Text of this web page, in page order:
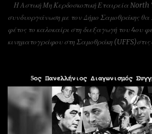
Η Αστική Μη Κερδοσκοπική Εταιρεία
συνδυοργάνωση με τον Δήμο Σαμοθράκης θα
φέτος το καλοκαίρι στη διεξαγωγή του 4ου
κινηματογράφου στη Σαμοθράκη (UFFS)στις
πρεσβίας Τσεχίας όπως επίσης και υπο την
Πειραιώς και νήσων και της Action Art
Ελλήνων Σκηνοθετών και της Ένωσης
παγκόσμιο φεστιβάλ ταινιών μικρού μήκους
ένα νέο φεστιβάλ που λαμβάνει χώρα κάθε